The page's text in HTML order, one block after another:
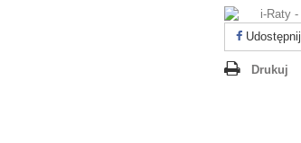
Udostępnij
Drukuj